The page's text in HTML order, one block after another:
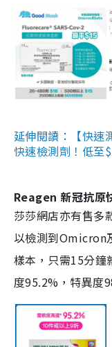
延伸閱讀：【快速
快速檢測劑！低至
Reagen 新冠抗原
莎莎網店亦有售多
以檢測到Omicron
樣本，只需15分鐘
度95.2%，特異度